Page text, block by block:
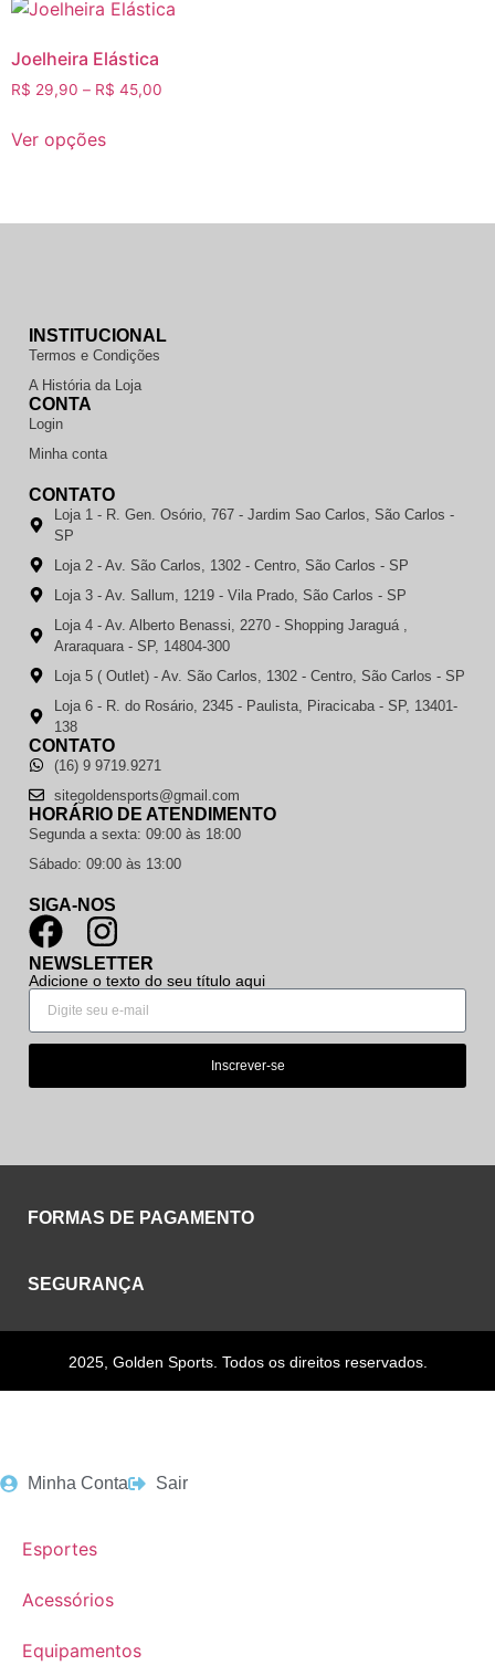
Joelheira Elástica
R$ 29,90 – R$ 45,00
Ver opções
INSTITUCIONAL
Termos e Condições
A História da Loja
CONTA
Login
Minha conta
CONTATO
Loja 1 - R. Gen. Osório, 767 - Jardim Sao Carlos, São Carlos -
SP
Loja 2 - Av. São Carlos, 1302 - Centro, São Carlos - SP
Loja 3 - Av. Sallum, 1219 - Vila Prado, São Carlos - SP
Loja 4 - Av. Alberto Benassi, 2270 - Shopping Jaraguá ,
Araraquara - SP, 14804-300
Loja 5 ( Outlet) - Av. São Carlos, 1302 - Centro, São Carlos - SP
Loja 6 - R. do Rosário, 2345 - Paulista, Piracicaba - SP, 13401-
138
CONTATO
(16) 9 9719.9271
sitegoldensports@gmail.com
HORÁRIO DE ATENDIMENTO
Segunda a sexta: 09:00 às 18:00
Sábado: 09:00 às 13:00
SIGA-NOS
NEWSLETTER
Adicione o texto do seu título aqui
Inscrever-se
FORMAS DE PAGAMENTO
SEGURANÇA
2025, Golden Sports. Todos os direitos reservados.
Minha Conta Sair
Esportes
Acessórios
Equipamentos